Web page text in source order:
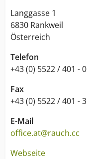
Langgasse 1
6830 Rankweil
Österreich
Telefon
+43 (0) 5522 / 401 - 0
Fax
+43 (0) 5522 / 401 - 3
E-Mail
office.at@rauch.cc
Webseite